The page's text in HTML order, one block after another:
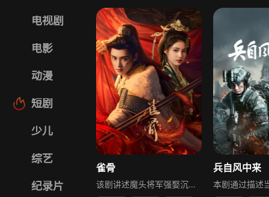
电视剧
电影
动漫
短剧
少儿
综艺
纪录片
雀骨
该剧讲述魔头将军强娶沉迷机关术的财迷假千金，两人从契约夫妻起步，在生死局中互扒马甲，爱意与杀意交织共生。过程中他们揭露朝堂阴谋，破解生死乱局，最终共同守护家国太平，融合了权谋、爱情、冒险等多重元素，情节跌宕起伏。
兵自风中来